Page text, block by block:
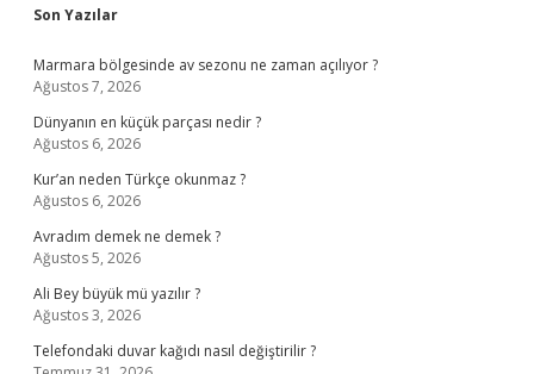
Sidebar
Son Yazılar
Marmara bölgesinde av sezonu ne zaman açılıyor ?
Ağustos 7, 2026
Dünyanın en küçük parçası nedir ?
Ağustos 6, 2026
Kur’an neden Türkçe okunmaz ?
Ağustos 6, 2026
Avradım demek ne demek ?
Ağustos 5, 2026
Ali Bey büyük mü yazılır ?
Ağustos 3, 2026
Telefondaki duvar kağıdı nasıl değiştirilir ?